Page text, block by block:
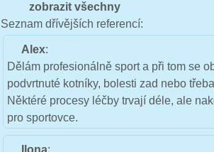
zobrazit všechny
Seznam dřívějších referencí:
Alex:
Dělám profesionálně sport a při tom se
podvrtnuté kotníky, bolesti zad nebo
Něktéré procesy léčby trvají déle, ale
pro sportovce.
Ilona: